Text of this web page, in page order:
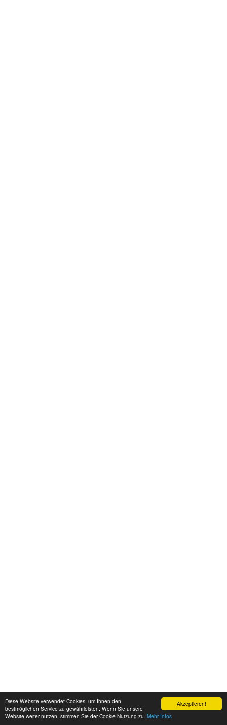
Akzeptieren!
Diese Website verwendet Cookies, um Ihnen den
bestmöglichen Service zu gewährleisten. Wenn Sie unsere
Website weiter nutzen, stimmen Sie der Cookie-Nutzung zu. Mehr Infos